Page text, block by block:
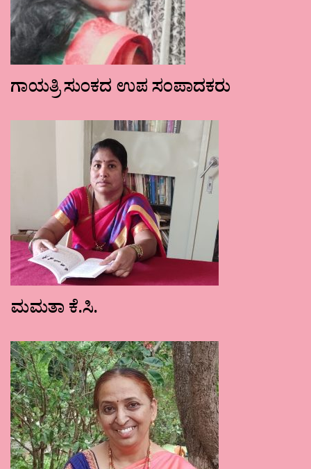
ಗಾಯತ್ರಿ ಸುಂಕದ ಉಪ ಸಂಪಾದಕರು
ಮಮತಾ ಕೆ.ಸಿ.